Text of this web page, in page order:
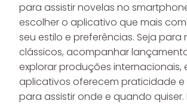
para assistir novelas no
escolher o aplicativo que mais
seu estilo e preferências. Seja para
clássicos, acompanhar
explorar produções internacionais,
aplicativos oferecem praticidade e
para assistir onde e quando quiser.